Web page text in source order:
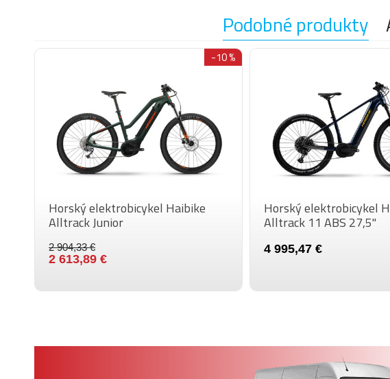
Podobné produkty
-10 %
Horský elektrobicykel Haibike
Alltrack Junior
2 904,33 €
2 613,89 €
Horský elektrobicykel
Alltrack 11 ABS 27,5"
4 995,47 €